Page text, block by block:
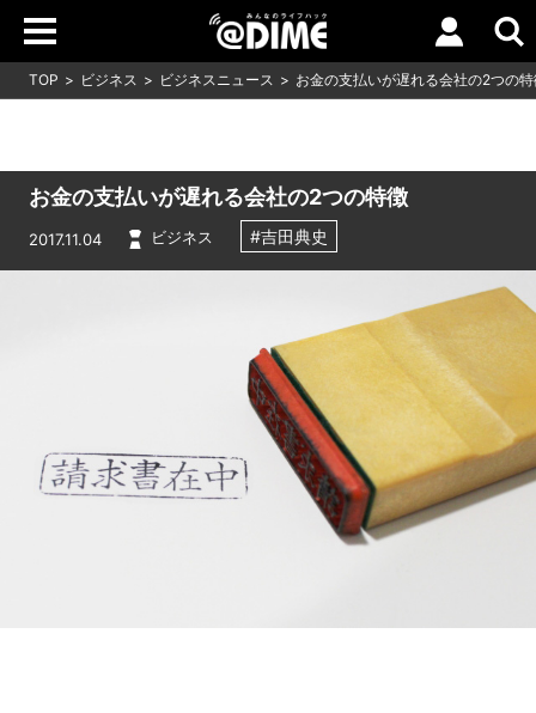
TOP ビジネス ビジネスニュース お金の支払いが遅れる会社の2つの
お金の支払いが遅れる会社の2つの特徴
2017.11.04 ビジネス #吉田典史